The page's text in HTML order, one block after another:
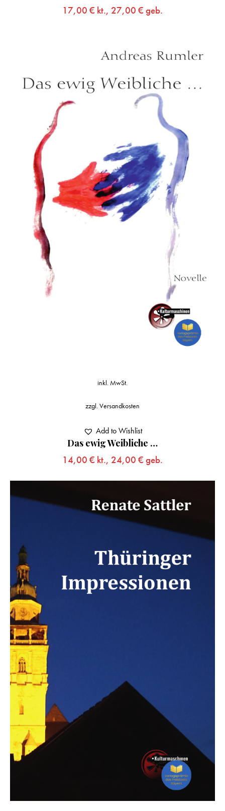
17,00 € kt., 27,00 € geb.
Das ewig Weibliche …
14,00 € kt., 24,00 € geb.
inkl. MwSt.
zzgl.Versandkosten
Add to Wishlist